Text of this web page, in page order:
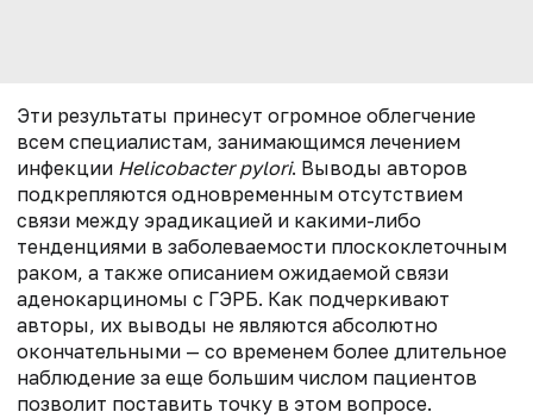
Эти результаты принесут огромное облегчение
всем специалистам, занимающимся лечением
инфекции Helicobacter pylori. Выводы авторов
подкрепляются одновременным отсутствием
связи между эрадикацией и какими-либо
тенденциями в заболеваемости плоскоклеточным
раком, а также описанием ожидаемой связи
аденокарциномы с ГЭРБ. Как подчеркивают
авторы, их выводы не являются абсолютно
окончательными — со временем более длительное
наблюдение за еще большим числом пациентов
позволит поставить точку в этом вопросе.